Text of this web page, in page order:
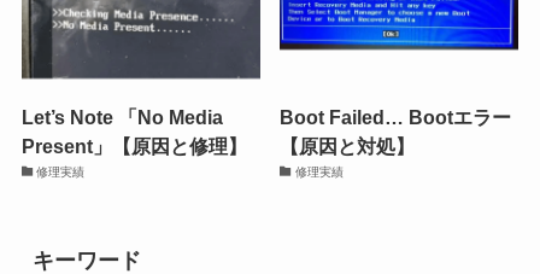
Let’s Note 「No Media
Present」【原因と修理】
修理実績
Boot Failed… Bootエラー
【原因と対処】
修理実績
キーワード